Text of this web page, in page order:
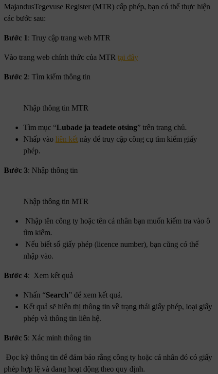
MajandusTegevuse Register (MTR) cấp phép, bạn có thể thực hiện
các bước sau:
Bước 1: Truy cập trang web MTR
Vào trang web chính thức của MTR tại đây
Bước 2: Tìm kiếm thông tin
Nhập thông tin MTR
Tìm mục “Lubade ja teadete otsing” trên trang chủ.
Nhấp vào liên kết này để truy cập công cụ tìm kiếm giấy
phép.
Bước 3: Nhập thông tin
Nhập thông tin MTR
Nhập tên công ty hoặc tên cá nhân bạn muốn kiểm tra vào ô
tìm kiếm.
Nếu biết số giấy phép (licence number), bạn cũng có thể
nhập vào.
Bước 4: Xem kết quả
Nhấn “Search” để xem kết quả.
Kết quả sẽ hiển thị thông tin về trạng thái giấy phép, loại giấy
phép và thông tin liên hệ.
Bước 5: Xác minh thông tin
Đọc kỹ thông tin để đảm bảo rằng công ty hoặc cá nhân đó có giấy
phép hợp lệ và đang hoạt động theo quy định.